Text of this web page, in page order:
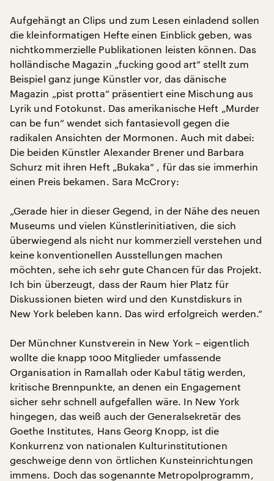
Aufgehängt an Clips und zum Lesen einladend sollen
die kleinformatigen Hefte einen Einblick geben, was
nichtkommerzielle Publikationen leisten können. Das
holländische Magazin „fucking good art“ stellt zum
Beispiel ganz junge Künstler vor, das dänische
Magazin „pist protta“ präsentiert eine Mischung aus
Lyrik und Fotokunst. Das amerikanische Heft „Murder
can be fun“ wendet sich fantasievoll gegen die
radikalen Ansichten der Mormonen. Auch mit dabei:
Die beiden Künstler Alexander Brener und Barbara
Schurz mit ihren Heft „Bukaka“ , für das sie immerhin
einen Preis bekamen. Sara McCrory:
„Gerade hier in dieser Gegend, in der Nähe des neuen
Museums und vielen Künstlerinitiativen, die sich
überwiegend als nicht nur kommerziell verstehen und
keine konventionellen Ausstellungen machen
möchten, sehe ich sehr gute Chancen für das Projekt.
Ich bin überzeugt, dass der Raum hier Platz für
Diskussionen bieten wird und den Kunstdiskurs in
New York beleben kann. Das wird erfolgreich werden.“
Der Münchner Kunstverein in New York – eigentlich
wollte die knapp 1000 Mitglieder umfassende
Organisation in Ramallah oder Kabul tätig werden,
kritische Brennpunkte, an denen ein Engagement
sicher sehr schnell aufgefallen wäre. In New York
hingegen, das weiß auch der Generalsekretär des
Goethe Institutes, Hans Georg Knopp, ist die
Konkurrenz von nationalen Kulturinstitutionen
geschweige denn von örtlichen Kunsteinrichtungen
immens. Doch das sogenannte Metropolprogramm,